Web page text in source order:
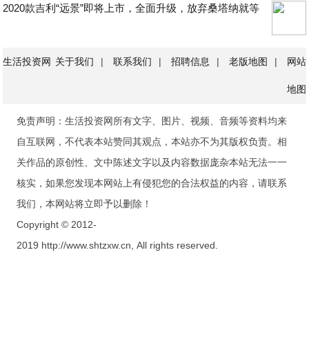
2020款吉利“远景”即将上市，全面升级，放弃桑塔纳就等
生活投资网 关于我们 | 联系我们 | 招聘信息 | 老版地图 | 网站
地图
免责声明：生活投资网所有文字、图片、视频、音频等资料均来
自互联网，不代表本站赞同其观点，本站亦不为其版权负责。相
关作品的原创性、文中陈述文字以及内容数据庞杂本站无法一一
核实，如果您发现本网站上有侵犯您的合法权益的内容，请联系
我们，本网站将立即予以删除！
Copyright © 2012-
2019 http://www.shtzxw.cn, All rights reserved.